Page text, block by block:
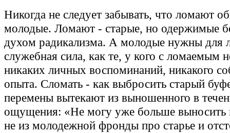
Никогда не следует забывать, что ломают
молодые. Ломают - старые, но одержимые
духом радикализма. А молодые нужны для
служебная сила, как те, у кого с ломаемым
никаких личных воспоминаний, никакого
опыта. Сломать - как выбросить старый
перемены вытекают из выношенного в
ощущения: «Не могу уже больше выносить
не из молодежной фронды про старье и